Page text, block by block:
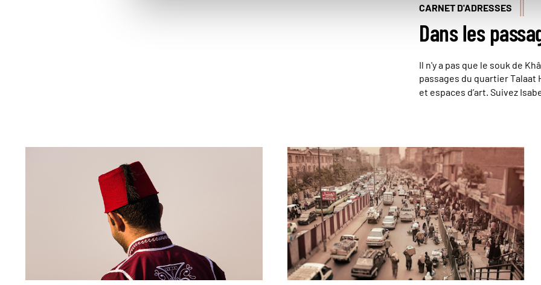
CARNET D'ADRESSES
Dans les
Il n'y a pas que le souk de
passages du quartier
et espaces d’art. Suivez
portent toujours le fameux chapeau en feutre
rouge. © Milan Szypura
Le trafic routier © Pixabay